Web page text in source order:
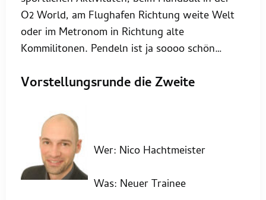
O2 World, am Flughafen Richtung weite Welt
oder im Metronom in Richtung alte
Kommilitonen. Pendeln ist ja soooo schön…
Vorstellungsrunde die Zweite
Wer: Nico Hachtmeister
Was: Neuer Trainee